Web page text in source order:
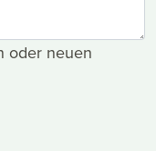
oder neuen